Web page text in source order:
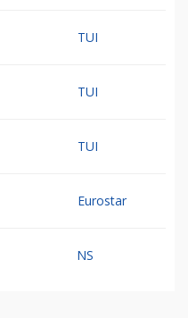
TUI
TUI
TUI
Eurostar
NS